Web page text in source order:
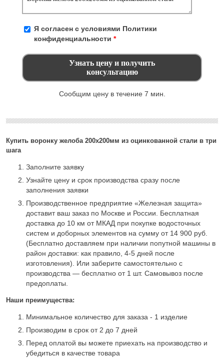
Купить воронку желоба 200x200мм из оцинкованной стали в три
шага
Заполните заявку
Узнайте цену и срок производства сразу после
заполнения заявки
Производственное предприятие «Железная защита»
доставит ваш заказ по Москве и России. Бесплатная
доставка до 10 км от МКАД при покупке водосточных
систем и доборных элементов на сумму от 14 900 руб.
(Бесплатно доставляем при наличии попутной машины в
район доставки: как правило, 4-5 дней после
изготовления). Или заберите самостоятельно с
производства — бесплатно от 1 шт. Самовывоз после
предоплаты.
Наши преимущества:
Минимальное количество для заказа - 1 изделие
Производим в срок от 2 до 7 дней
Перед оплатой вы можете приехать на производство и
убедиться в качестве товара
Я согласен с условиями Политики
конфиденциальности *
Сообщим цену в течение 7 мин.